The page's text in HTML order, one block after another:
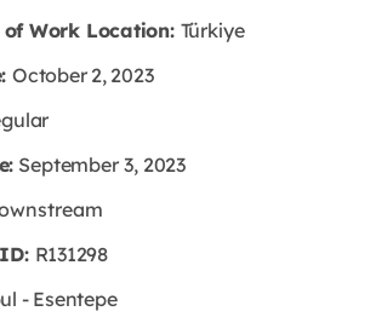
Work Location: Türkiye
October 2, 2023
September 3, 2023
R131298
- Esentepe